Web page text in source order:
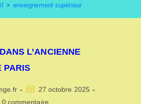
> enseignement supérieur
L’ANCIENNE
PARIS
Publication
publiée :
27 octobre 2025
0 commentaire